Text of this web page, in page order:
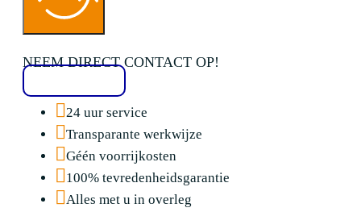
NEEM DIRECT CONTACT OP!
24 uur service
Transparante werkwijze
Géén voorrijkosten
100% tevredenheidsgarantie
Alles met u in overleg